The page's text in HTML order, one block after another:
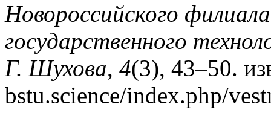
Новороссийского
государственного
Г. Шухова, 4(3), 43–50.
bstu.science/index.php/